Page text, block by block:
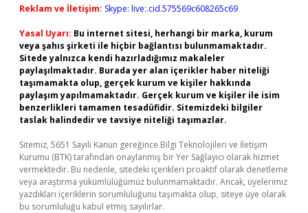
Reklam ve İletişim: Skype: live:.cid.575569c608265c69
Yasal Uyarı: Bu internet sitesi, herhangi bir marka, kurum
veya şahıs şirketi ile hiçbir bağlantısı bulunmamaktadır.
Sitede yalnızca kendi hazırladığımız makaleler
paylaşılmaktadır. Burada yer alan içerikler haber niteliği
taşımamakta olup, gerçek kurum ve kişiler hakkında
paylaşım yapılmamaktadır. Gerçek kurum ve kişiler ile isim
benzerlikleri tamamen tesadüfidir. Sitemizdeki bilgiler
taslak halindedir ve tavsiye niteliği taşımazlar.
Sitemiz, 5651 Sayılı Kanun gereğince Bilgi Teknolojileri ve İletişim
Kurumu (BTK) tarafından onaylanmış bir Yer Sağlayıcı olarak hizmet
vermektedir. Bu nedenle, sitedeki içerikleri proaktif olarak denetleme
veya araştırma yükümlülüğümüz bulunmamaktadır. Ancak, üyelerimiz
yazdıkları içeriklerin sorumluluğunu taşımakta olup, siteye üye olarak
bu sorumluluğu kabul etmiş sayılırlar.